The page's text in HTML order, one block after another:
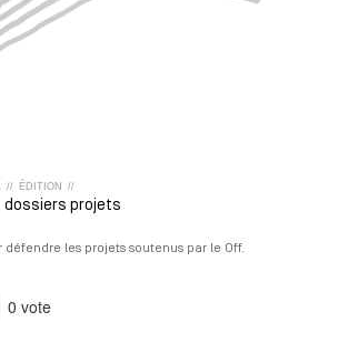
// ÉDITION //
dossiers projets
défendre les projets soutenus par le Off.
0 vote